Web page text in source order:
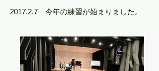
2017.2.7 今年の練習が始まりました。